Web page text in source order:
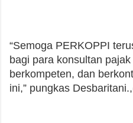
“Semoga PERKOPPI
bagi para konsultan
berkompeten, dan
ini,” pungkas